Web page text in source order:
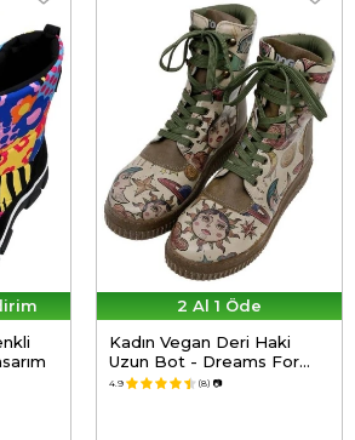
2 Al 1 Öde
Kadın Vegan Deri Haki
Uzun Bot - Dreams For
Dreamers Tasarım
4.9 (8) 📷